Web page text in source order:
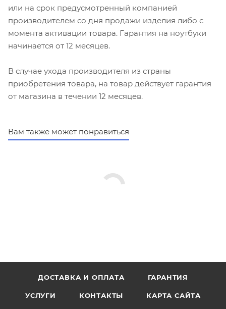
или на срок предусмотренный компанией
производителем со дня продажи изделия либо с
момента активации товара. Гарантия на ноутбуки
начинается от 12 месяцев.
В случае ухода производителя из страны
приобретения товара, на товар действует гарантия
от магазина в течении 12 месяцев.
Вам также может понравиться
ДОСТАВКА И ОПЛАТА ГАРАНТИЯ
УСЛУГИ КОНТАКТЫ КАРТА САЙТА